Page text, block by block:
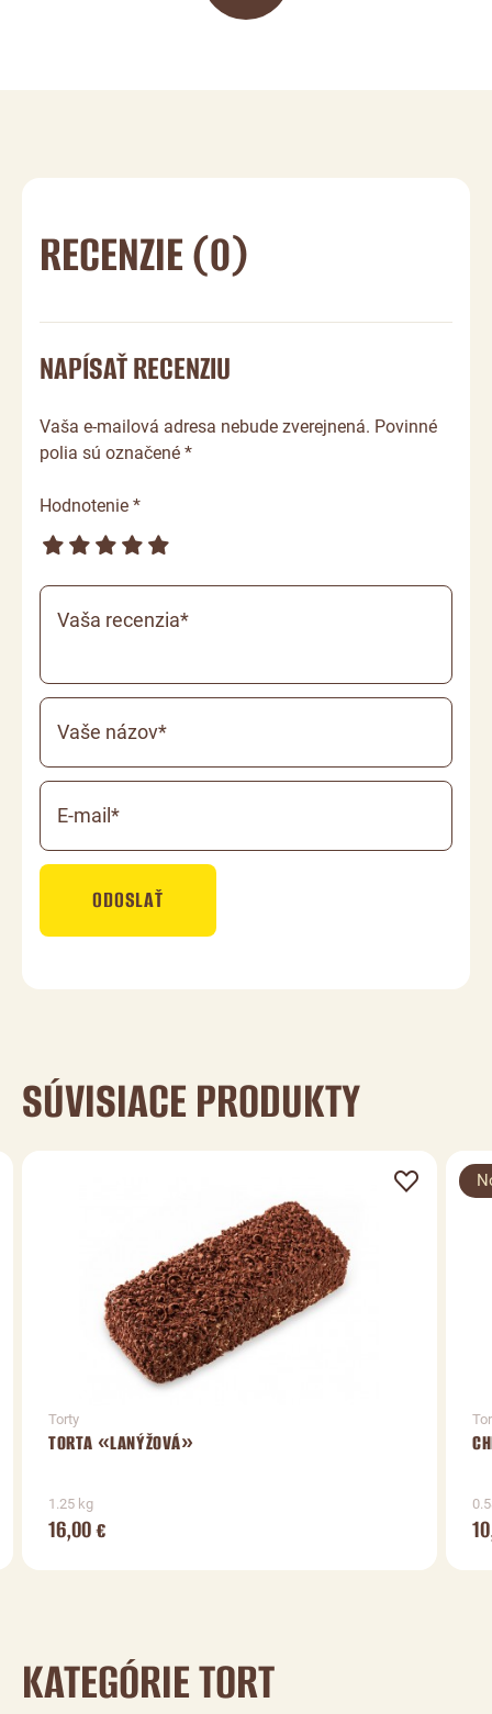
RECENZIE (0)
NAPÍSAŤ RECENZIU
Vaša e-mailová adresa nebude zverejnená. Povinné
polia sú označené *
Hodnotenie *
Vaša recenzia*
Vaše názov*
E-mail*
ODOSLAŤ
SÚVISIACE PRODUKTY
Torty
TORTA «LANÝŽOVÁ»
1.25 kg
16,00€
KATEGÓRIE TORT